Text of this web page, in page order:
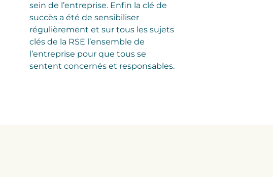
sein de l’entreprise. Enfin la clé de
succès a été de sensibiliser
régulièrement et sur tous les sujets
clés de la RSE l’ensemble de
l’entreprise pour que tous se
sentent concernés et responsables.